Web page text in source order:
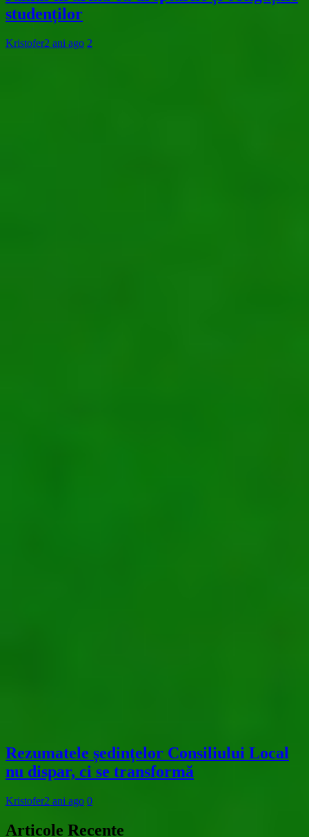
studenților
Kristofer2 ani ago 2
Rezumatele ședințelor Consiliului Local
nu dispar, ci se transformă
Kristofer2 ani ago 0
Articole Recente